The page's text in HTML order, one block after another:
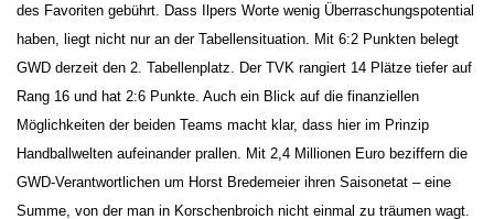
des Favoriten gebührt. Dass Ilpers Worte wenig Überraschungspotential
haben, liegt nicht nur an der Tabellensituation. Mit 6:2 Punkten belegt
GWD derzeit den 2. Tabellenplatz. Der TVK rangiert 14 Plätze tiefer auf
Rang 16 und hat 2:6 Punkte. Auch ein Blick auf die finanziellen
Möglichkeiten der beiden Teams macht klar, dass hier im Prinzip
Handballwelten aufeinander prallen. Mit 2,4 Millionen Euro beziffern die
GWD-Verantwortlichen um Horst Bredemeier ihren Saisonetat – eine
Summe, von der man in Korschenbroich nicht einmal zu träumen wagt.